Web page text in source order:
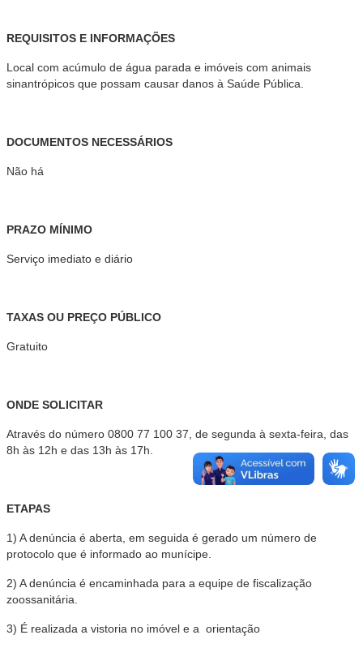
REQUISITOS E INFORMAÇÕES
Local com acúmulo de água parada e imóveis com animais
sinantrópicos que possam causar danos à Saúde Pública.
DOCUMENTOS NECESSÁRIOS
Não há
PRAZO MÍNIMO
Serviço imediato e diário
TAXAS OU PREÇO PÚBLICO
Gratuito
ONDE SOLICITAR
Através do número 0800 77 100 37, de segunda à sexta-feira, das
8h às 12h e das 13h às 17h.
ETAPAS
1) A denúncia é aberta, em seguida é gerado um número de
protocolo que é informado ao munícipe.
2) A denúncia é encaminhada para a equipe de fiscalização
zoossanitária.
3) É realizada a vistoria no imóvel e a orientação